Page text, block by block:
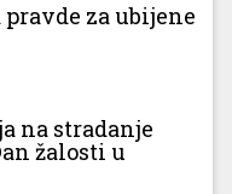
za ubijene
na stradanje
žalosti u